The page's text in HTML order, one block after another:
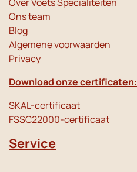
Ons team
Blog
Algemene voorwaarden
Privacy
Download onze certificaten:
SKAL-certificaat
FSSC22000-certificaat
Service